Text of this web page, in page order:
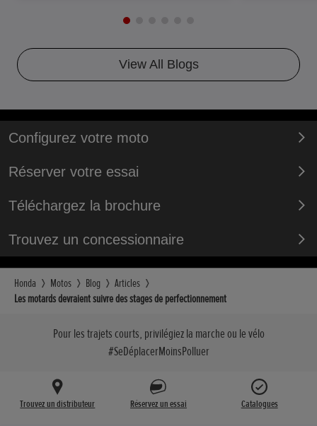
View All Blogs
Configurez votre moto
Réserver votre essai
Téléchargez la brochure
Trouvez un concessionnaire
Honda Motos Blog
Articles
Les motards devraient suivre des stages de perfectionnement
Pour les trajets courts, privilégiez la marche ou le vélo
#SeDéplacerMoinsPolluer
Trouvez un distributeur Réservez un essai Catalogues